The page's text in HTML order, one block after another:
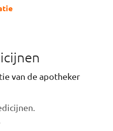
van de apotheker